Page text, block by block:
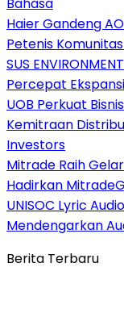
Haier Gandeng
Petenis
SUS
Percepat
UOB Perkuat
Kemitraan
Investors
Mitrade Raih
Hadirkan
UNISOC Lyric
Mendengarkan
Berita Terbaru